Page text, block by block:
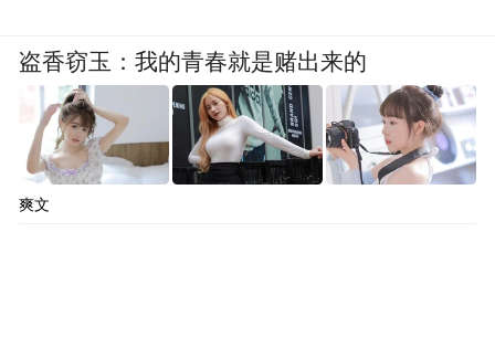
盗香窃玉：我的青春就是赌出来的
爽文